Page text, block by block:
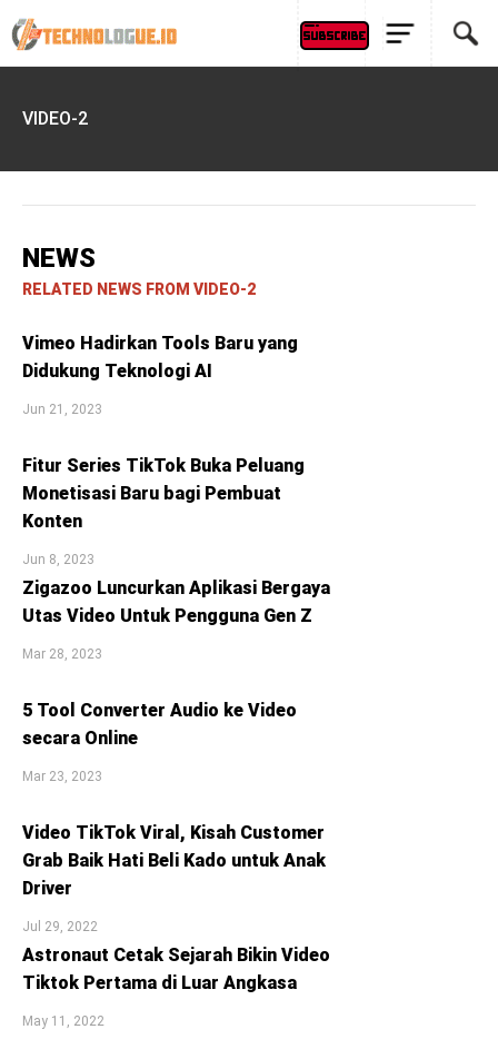
VIDEO-2
NEWS
RELATED NEWS FROM VIDEO-2
Vimeo Hadirkan Tools Baru yang
Didukung Teknologi AI
Jun 21, 2023
Fitur Series TikTok Buka Peluang
Monetisasi Baru bagi Pembuat
Konten
Jun 8, 2023
Zigazoo Luncurkan Aplikasi Bergaya
Utas Video Untuk Pengguna Gen Z
Mar 28, 2023
5 Tool Converter Audio ke Video
secara Online
Mar 23, 2023
Video TikTok Viral, Kisah Customer
Grab Baik Hati Beli Kado untuk Anak
Driver
Jul 29, 2022
Astronaut Cetak Sejarah Bikin Video
Tiktok Pertama di Luar Angkasa
May 11, 2022